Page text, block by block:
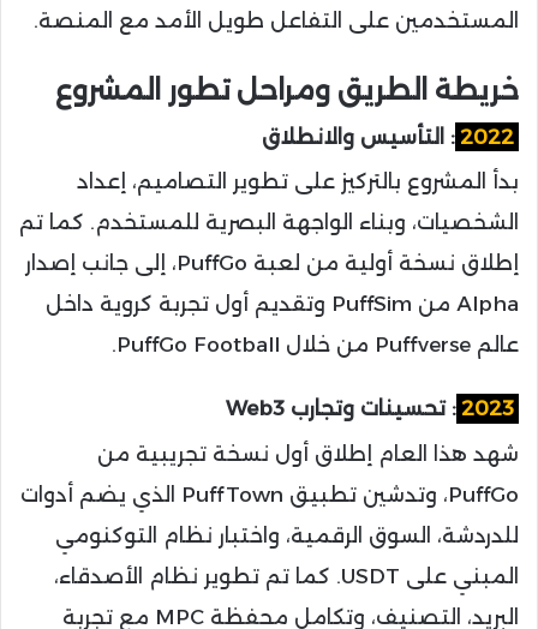
المستخدمين على التفاعل طويل الأمد مع المنصة.
خريطة الطريق ومراحل تطور المشروع
2022 : التأسيس والانطلاق
بدأ المشروع بالتركيز على تطوير التصاميم، إعداد
الشخصيات، وبناء الواجهة البصرية للمستخدم. كما تم
إطلاق نسخة أولية من لعبة PuffGo، إلى جانب إصدار
Alpha من PuffSim وتقديم أول تجربة كروية داخل
عالم Puffverse من خلال PuffGo Football.
2023 : تحسينات وتجارب Web3
شهد هذا العام إطلاق أول نسخة تجريبية من
PuffGo، وتدشين تطبيق PuffTown الذي يضم أدوات
للدردشة، السوق الرقمية، واختبار نظام التوكنومي
المبني على USDT. كما تم تطوير نظام الأصدقاء،
البريد، التصنيف، وتكامل محفظة MPC مع تجربة